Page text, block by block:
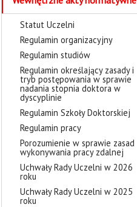
Statut Uczelni
Regulamin organizacyjny
Regulamin studiów
Regulamin określający zasady i
tryb postępowania w sprawie
nadania stopnia doktora w
dyscyplinie
Regulamin Szkoły Doktorskiej
Regulamin pracy
Porozumienie w sprawie zasad
wykonywania pracy zdalnej
Uchwały Rady Uczelni w 2026
roku
Uchwały Rady Uczelni w 2025
roku